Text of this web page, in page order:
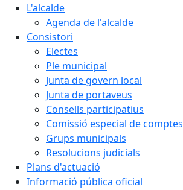
L'alcalde
Agenda de l'alcalde
Consistori
Electes
Ple municipal
Junta de govern local
Junta de portaveus
Consells participatius
Comissió especial de comptes
Grups municipals
Resolucions judicials
Plans d'actuació
Informació pública oficial